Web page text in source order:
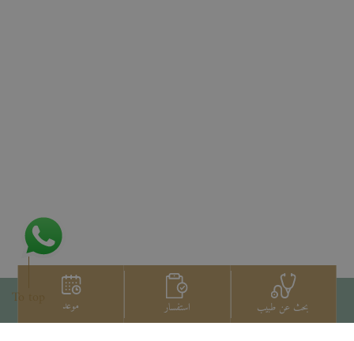
بحث عن طبيب استفسار موعد To top